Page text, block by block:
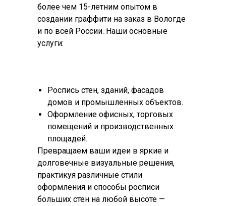
Роспись стен, зданий, фасадов
домов и промышленных объектов.
Оформление офисных, торговых
помещений и производственных
площадей.
Превращаем ваши идеи в яркие и
долговечные визуальные решения,
практикуя различные стили
оформления и способы росписи
больших стен на любой высоте —
более чем 15-летним опытом в
создании граффити на заказ в Вологде
и по всей России. Наши основные
услуги: